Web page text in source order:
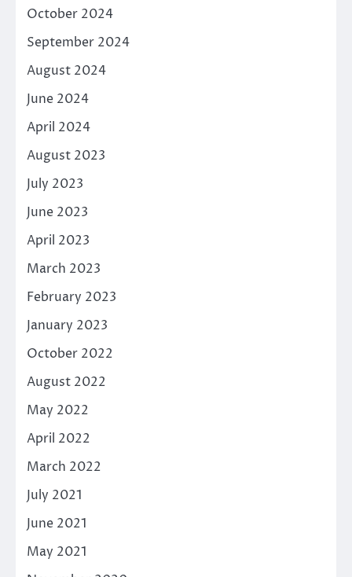
October 2024
September 2024
August 2024
June 2024
April 2024
August 2023
July 2023
June 2023
April 2023
March 2023
February 2023
January 2023
October 2022
August 2022
May 2022
April 2022
March 2022
July 2021
June 2021
May 2021